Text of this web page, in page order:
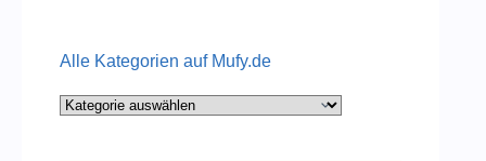
Alle Kategorien auf Mufy.de
Alle